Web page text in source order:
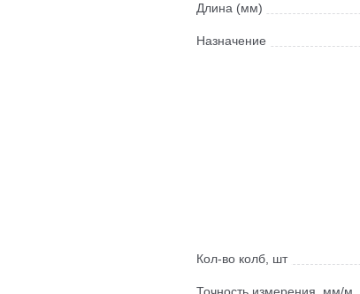
Длина (мм)
Назначение
Кол-во колб, шт